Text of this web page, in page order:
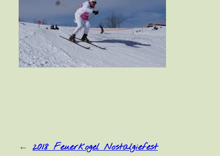
← 2018 Feuerkogel Nostalgiefest